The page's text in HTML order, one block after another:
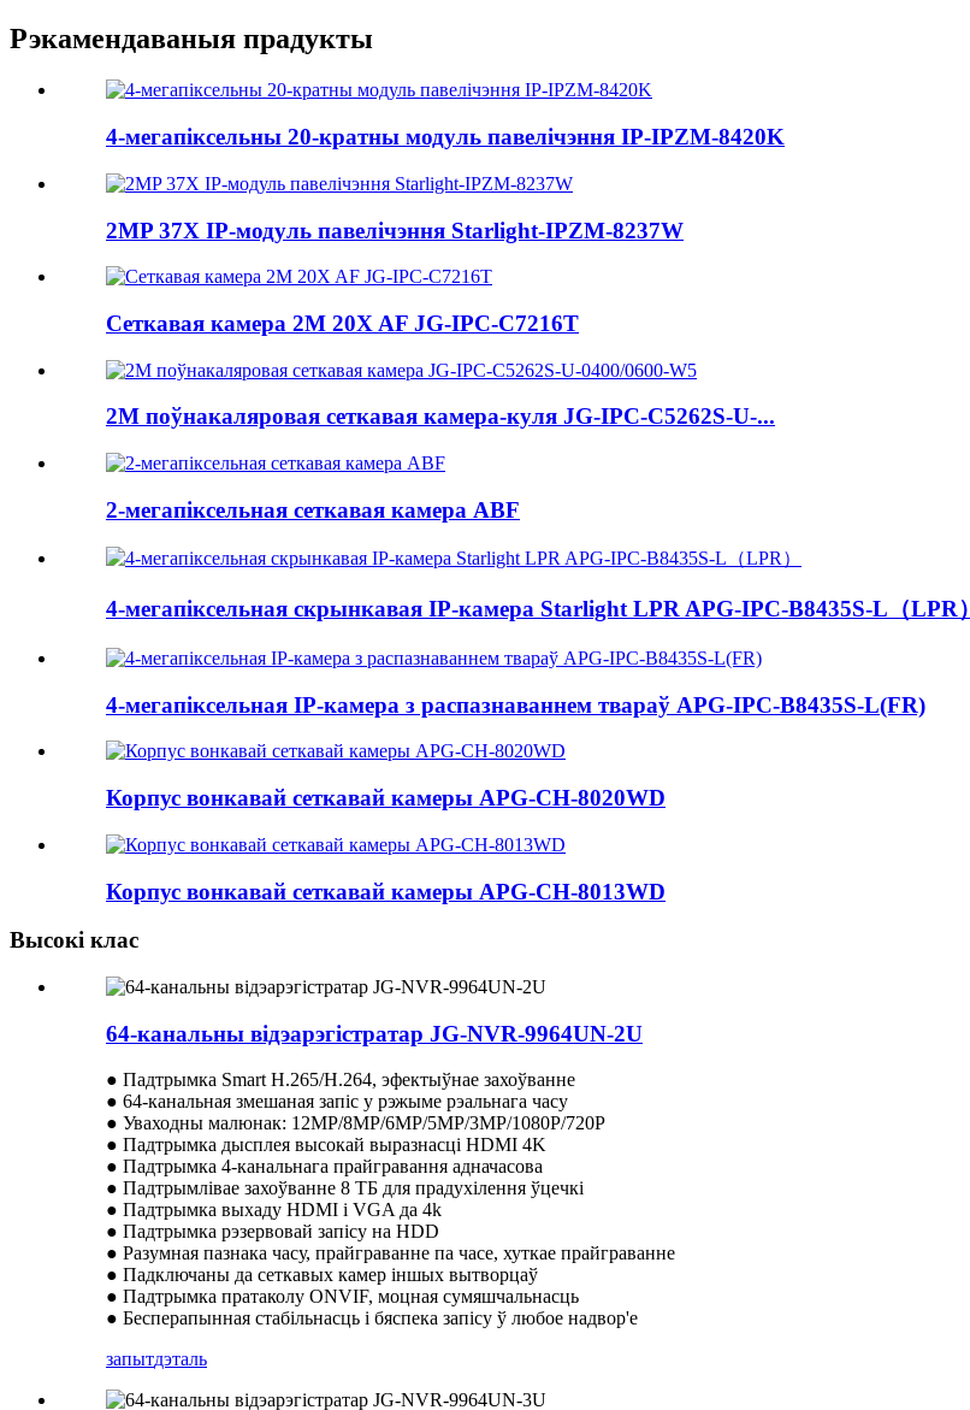
Рэкамендаваныя прадукты
4-мегапіксельны 20-кратны модуль павелічэння IP-IPZM-8420K
2MP 37X IP-модуль павелічэння Starlight-IPZM-8237W
Сеткавая камера 2M 20X AF JG-IPC-C7216T
2M поўнакаляровая сеткавая камера-куля JG-IPC-C5262S-U-...
2-мегапіксельная сеткавая камера ABF
4-мегапіксельная скрынкавая IP-камера Starlight LPR APG-IPC-B8435S-L（LPR）
4-мегапіксельная IP-камера з распазнаваннем твараў APG-IPC-B8435S-L(FR)
Корпус вонкавай сеткавай камеры APG-CH-8020WD
Корпус вонкавай сеткавай камеры APG-CH-8013WD
Высокі клас
64-канальны відэарэгістратар JG-NVR-9964UN-2U
● Падтрымка Smart H.265/H.264, эфектыўнае захоўванне
● 64-канальная змешаная запіс у рэжыме рэальнага часу
● Уваходны малюнак: 12MP/8MP/6MP/5MP/3MP/1080P/720P
● Падтрымка дысплея высокай выразнасці HDMI 4K
● Падтрымка 4-канальнага прайгравання адначасова
● Падтрымлівае захоўванне 8 ТБ для прадухілення ўцечкі
● Падтрымка выхаду HDMI і VGA да 4k
● Падтрымка рэзервовай запісу на HDD
● Разумная пазнака часу, прайграванне па часе, хуткае прайграванне
● Падключаны да сеткавых камер іншых вытворцаў
● Падтрымка пратаколу ONVIF, моцная сумяшчальнасць
● Бесперапынная стабільнасць і бяспека запісу ў любое надвор'е
запытдэталь